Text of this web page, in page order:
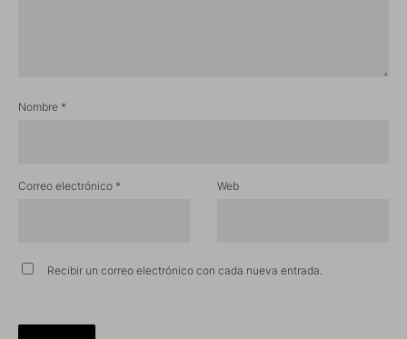
Nombre *
Correo electrónico * Web
Recibir un correo electrónico con cada nueva entrada.